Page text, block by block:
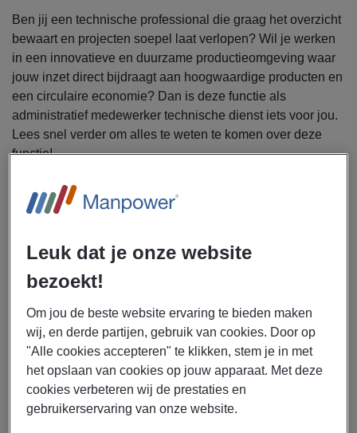
Ben jij een technische professional die graag het overzicht
bewaart en projecten soepel laat verlopen? Wil je werken
in een innovatieve en duurzame productieomgeving waar
jouw inzet direct bijdraagt aan hoogwaardige producten en
een circulaire economie? Dan is deze functie als
administratief medewerker technische dienst iets voor jou.
Lees snel verder om alles te weten te komen over deze
functie!
Manpower is op zoek naar een administratief
medewerker technische dienst voor een werkgever in
Je vertaalt aanvragen en instructies naar werkorders en
zorgt dat alles voorbereid is voor uitvoering. Jouw taken
bestaan onder andere uit:
Opstellen en bijhouden van werkorders in
ondersteuningsprogramma’s zoals Axapta en Excel
Bijhouden van matrijzenhistorie en afmelden van
gereed werk in logboeken
Leuk dat je onze website
bezoekt!
Om jou de beste website ervaring te bieden maken
wij, en derde partijen, gebruik van cookies. Door op
"Alle cookies accepteren" te klikken, stem je in met
het opslaan van cookies op jouw apparaat. Met deze
cookies verbeteren wij de prestaties en
gebruikerservaring van onze website.